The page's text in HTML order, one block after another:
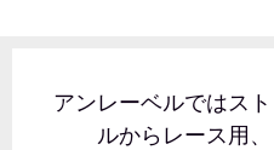
アンレーベルではス
ルからレース用